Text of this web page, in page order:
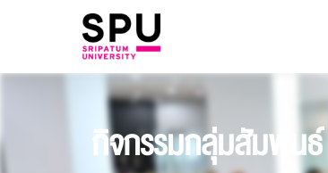
กิจกรรมกลุ่มสัมพัน